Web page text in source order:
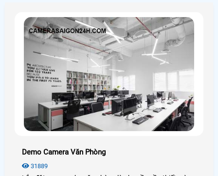
Demo Camera Văn Phòng
31889